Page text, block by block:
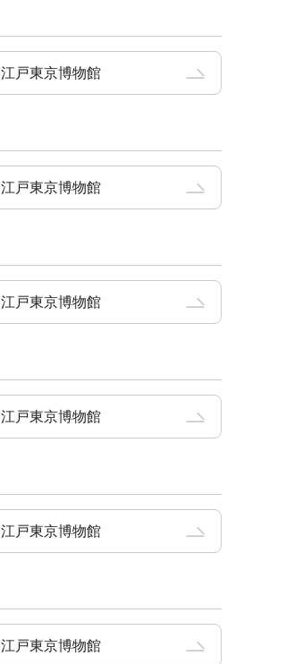
江戸東京博物館
江戸東京博物館
江戸東京博物館
江戸東京博物館
江戸東京博物館
江戸東京博物館